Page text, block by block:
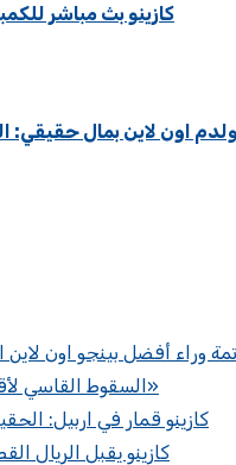
كازينو بث مباشر
اون لاين بمال حقيقي:
وراء أفضل بينجو اون
السقوط القاسي لأقوى «أفضل كازينو بدون إيداع لبنان»
كازينو قمار في اربيل:
كازينو يقبل